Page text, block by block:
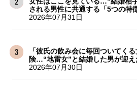
される男性に共通する「5つの特
2026年07月31日
「彼氏の飲み会に毎回ついてく
険…“地雷女”と結婚した男が迎え
2026年07月30日